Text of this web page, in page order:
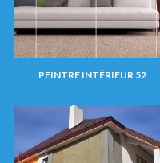
PEINTRE INTÉRIEUR 52